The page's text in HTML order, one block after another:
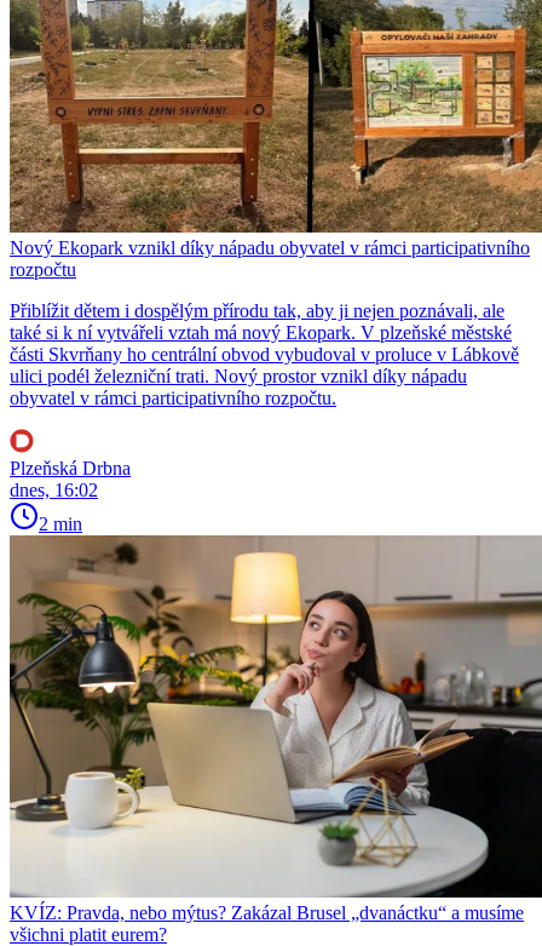
Nový Ekopark vznikl díky nápadu obyvatel v rámci participativního
rozpočtu
Přiblížit dětem i dospělým přírodu tak, aby ji nejen poznávali, ale
také si k ní vytvářeli vztah má nový Ekopark. V plzeňské městské
části Skvrňany ho centrální obvod vybudoval v proluce v Lábkově
ulici podél železniční trati. Nový prostor vznikl díky nápadu
obyvatel v rámci participativního rozpočtu.
Plzeňská Drbna
dnes, 16:02
2 min
KVÍZ: Pravda, nebo mýtus? Zakázal Brusel „dvanáctku“ a musíme
všichni platit eurem?